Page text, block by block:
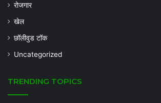
रोजगार
खेल
छॉलीवुड टॉक
Uncategorized
TRENDING TOPICS